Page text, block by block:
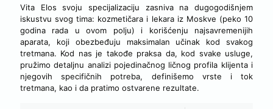
Vita Elos svoju specijalizaciju zasniva na dugogodišnjem
iskustvu svog tima: kozmetičara i lekara iz Moskve (peko 10
godina rada u ovom polju) i korišćenju najsavremenijih
aparata, koji obezbeđuju maksimalan učinak kod svakog
tretmana. Kod nas je takođe praksa da, kod svake usluge,
pružimo detaljnu analizi pojedinačnog ličnog profila klijenta i
njegovih specifičnih potreba, definišemo vrste i tok
tretmana, kao i da pratimo ostvarene rezultate.